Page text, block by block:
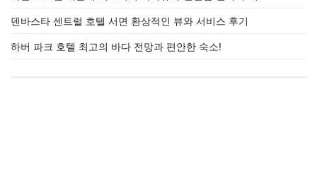
덴바스타 센트럴 호텔 서면 환상적인 뷰와 서비스 후기
하버 파크 호텔 최고의 바다 전망과 편안한 숙소!